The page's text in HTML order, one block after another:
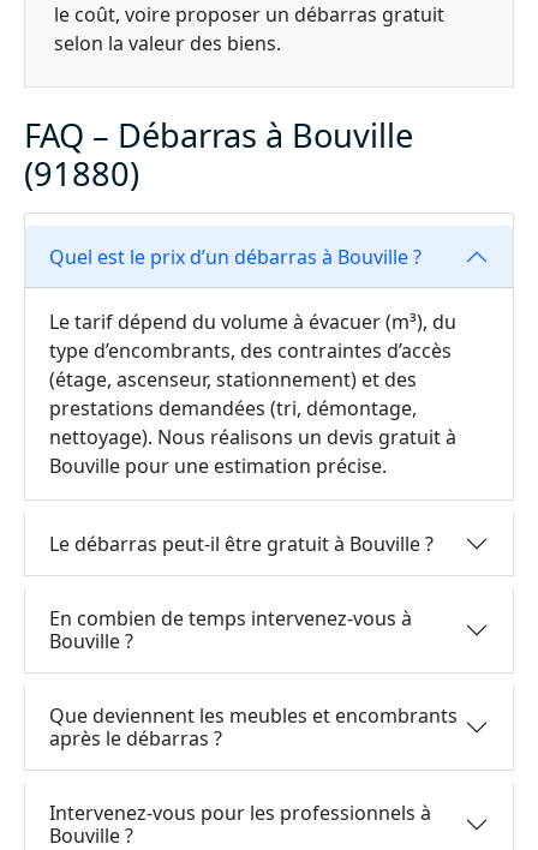
le coût, voire proposer un débarras gratuit
selon la valeur des biens.
FAQ – Débarras à Bouville
(91880)
Quel est le prix d’un débarras à Bouville ?
Le tarif dépend du volume à évacuer (m³), du
type d’encombrants, des contraintes d’accès
(étage, ascenseur, stationnement) et des
prestations demandées (tri, démontage,
nettoyage). Nous réalisons un devis gratuit à
Bouville pour une estimation précise.
Le débarras peut-il être gratuit à Bouville ?
En combien de temps intervenez-vous à
Bouville ?
Que deviennent les meubles et encombrants
après le débarras ?
Intervenez-vous pour les professionnels à
Bouville ?